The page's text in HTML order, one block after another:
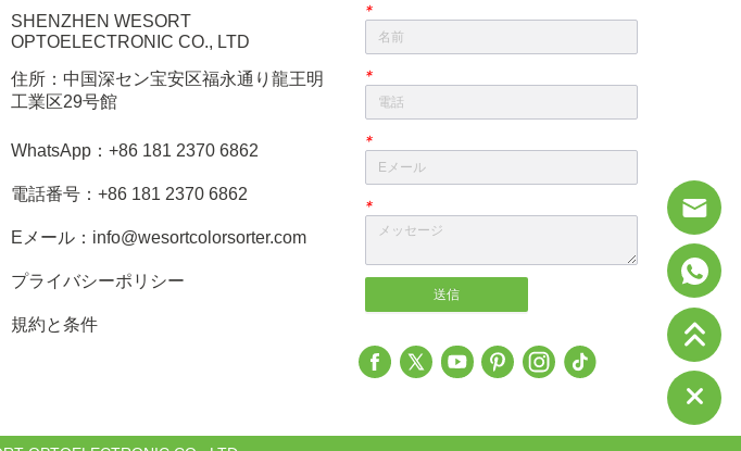
SHENZHEN WESORT
OPTOELECTRONIC CO., LTD
住所：中国深セン宝安区福永通り龍王明
工業区29号館
WhatsApp：+86 181 2370 6862
電話番号：+86 181 2370 6862
Eメール：info@wesortcolorsorter.com
プライバシーポリシー
規約と条件
*
*
*
*
送信